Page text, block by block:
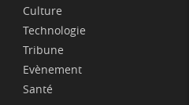
Culture
Technologie
Tribune
Evènement
Santé